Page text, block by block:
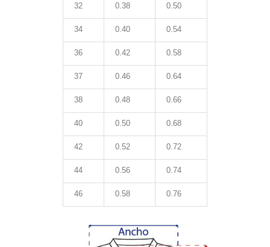
32 0.38 0.50
34 0.40 0.54
36 0.42 0.58
37 0.46 0.64
38 0.48 0.66
40 0.50 0.68
42 0.52 0.72
44 0.56 0.74
46 0.58 0.76